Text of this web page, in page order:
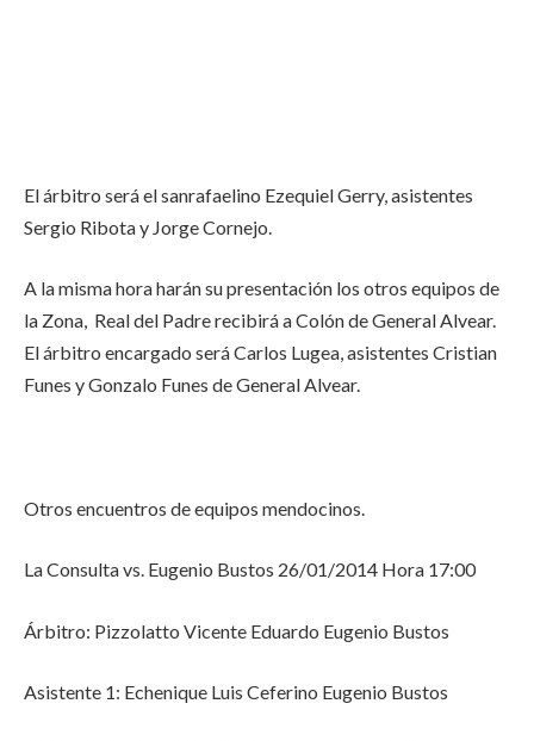
El árbitro será el sanrafaelino Ezequiel Gerry, asistentes
Sergio Ribota y Jorge Cornejo.
A la misma hora harán su presentación los otros equipos de
la Zona, Real del Padre recibirá a Colón de General Alvear.
El árbitro encargado será Carlos Lugea, asistentes Cristian
Funes y Gonzalo Funes de General Alvear.
Otros encuentros de equipos mendocinos.
La Consulta vs. Eugenio Bustos 26/01/2014 Hora 17:00
Árbitro: Pizzolatto Vicente Eduardo Eugenio Bustos
Asistente 1: Echenique Luis Ceferino Eugenio Bustos